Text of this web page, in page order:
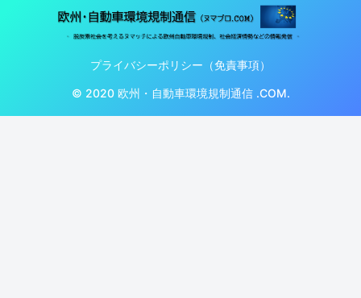
プライバシーポリシー（免責事項）
© 2020 欧州・自動車環境規制通信 .COM.